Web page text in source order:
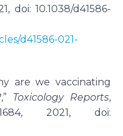
doi: 10.1038/d41586-
d41586-021-
are we vaccinating
Toxicology Reports,
2021, doi: